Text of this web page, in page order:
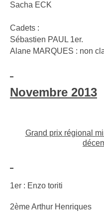
Sacha ECK
Cadets :
Sébastien PAUL 1er.
Alane MARQUES : non
Novembre 2013
Grand prix régional
1er : Enzo toriti
2ème Arthur Henriques